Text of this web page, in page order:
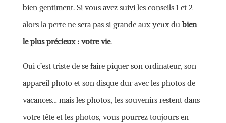
bien gentiment. Si vous avez suivi les conseils 1 et 2
alors la perte ne sera pas si grande aux yeux dubien
le plus précieux : votre vie.
Oui c’est triste de se faire piquer son ordinateur, son
appareil photo et son disque dur avec les photos de
vacances… mais les photos, les souvenirs restent dans
votre tête et les photos, vous pourrez toujours en